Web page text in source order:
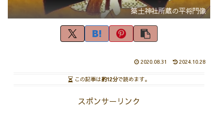
築土神社所蔵の平将門像
2020.08.31 2024.10.28
この記事は約12分で読めます。
スポンサーリンク